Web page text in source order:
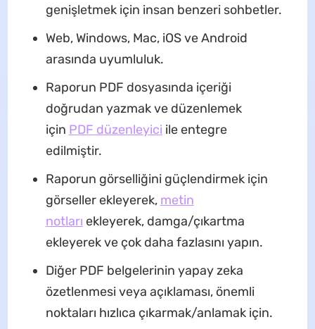
genişletmek için insan benzeri sohbetler.
Web, Windows, Mac, iOS ve Android
arasında uyumluluk.
Raporun PDF dosyasında içeriği
doğrudan yazmak ve düzenlemek
için PDF düzenleyici ile entegre
edilmiştir.
Raporun görselliğini güçlendirmek için
görseller ekleyerek, metin
notları ekleyerek, damga/çıkartma
ekleyerek ve çok daha fazlasını yapın.
Diğer PDF belgelerinin yapay zeka
özetlenmesi veya açıklaması, önemli
noktaları hızlıca çıkarmak/anlamak için.